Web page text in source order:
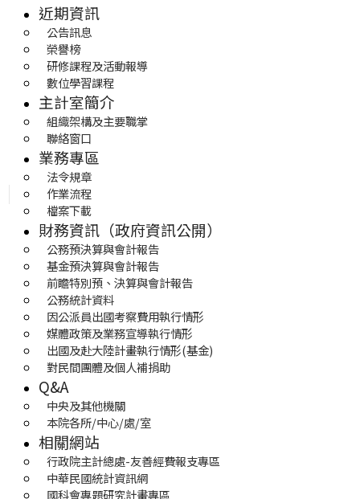
近期資訊
公告訊息
榮譽榜
研修課程及活動報導
數位學習課程
主計室簡介
組織架構及主要職掌
聯絡窗口
業務專區
法令規章
作業流程
檔案下載
財務資訊（政府資訊公開）
公務預決算與會計報告
基金預決算與會計報告
前瞻特別預、決算與會計報告
公務統計資料
因公派員出國考察費用執行情形
媒體政策及業務宣導執行情形
出國及赴大陸計畫執行情形(基金)
對民間團體及個人補捐助
Q&A
中央及其他機關
本院各所/中心/處/室
相關網站
行政院主計總處-友善經費報支專區
中華民國統計資訊網
國科會專題研究計畫專區